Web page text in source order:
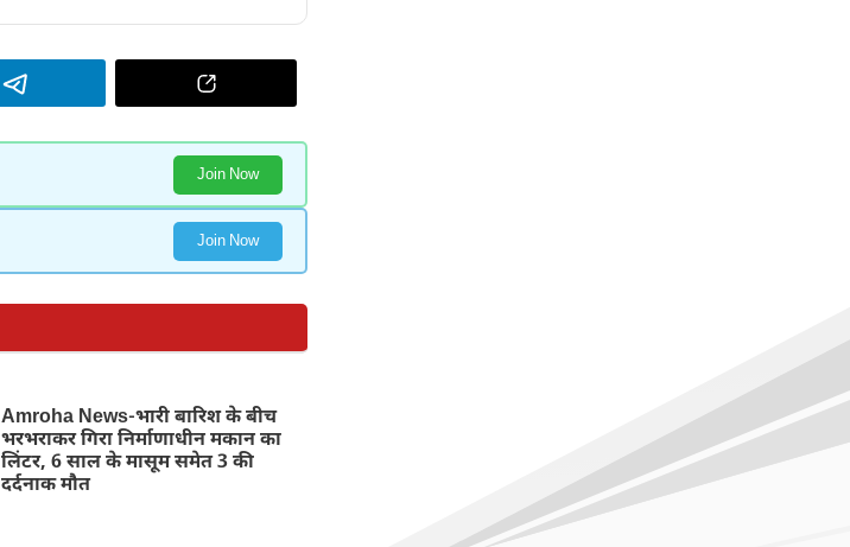
Join Now
Join Now
Amroha News-भारी बारिश के बीच
भरभराकर गिरा निर्माणाधीन मकान का
लिंटर, 6 साल के मासूम समेत 3 की
दर्दनाक मौत